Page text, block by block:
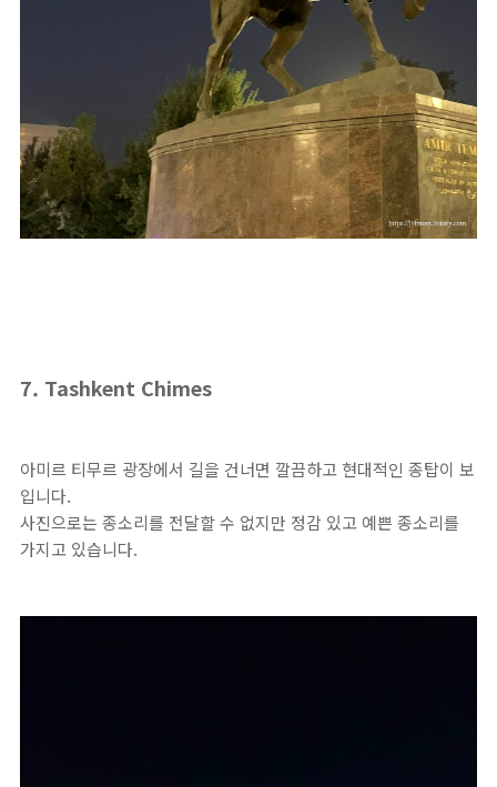
7. Tashkent Chimes
아미르 티무르 광장에서 길을 건너면 깔끔하고 현대적인 종탑이 보
입니다.
사진으로는 종소리를 전달할 수 없지만 정감 있고 예쁜 종소리를
가지고 있습니다.